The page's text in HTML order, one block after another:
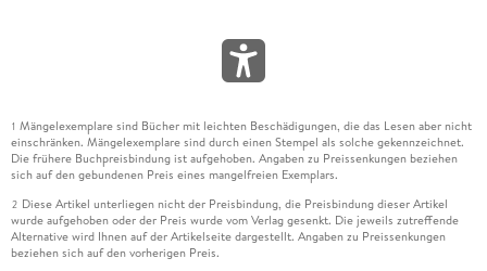
1 Mängelexemplare sind Bücher mit leichten Beschädigungen, die das Lesen aber nicht
einschränken. Mängelexemplare sind durch einen Stempel als solche gekennzeichnet.
Die frühere Buchpreisbindung ist aufgehoben. Angaben zu Preissenkungen beziehen
sich auf den gebundenen Preis eines mangelfreien Exemplars.
2 Diese Artikel unterliegen nicht der Preisbindung, die Preisbindung dieser Artikel
wurde aufgehoben oder der Preis wurde vom Verlag gesenkt. Die jeweils zutreffende
Alternative wird Ihnen auf der Artikelseite dargestellt. Angaben zu Preissenkungen
beziehen sich auf den vorherigen Preis.